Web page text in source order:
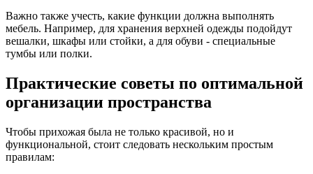
Важно также учесть, какие функции должна выполнять
мебель. Например, для хранения верхней одежды подойдут
вешалки, шкафы или стойки, а для обуви - специальные
тумбы или полки.
Практические советы по оптимальной
организации пространства
Чтобы прихожая была не только красивой, но и
функциональной, стоит следовать нескольким простым
правилам: